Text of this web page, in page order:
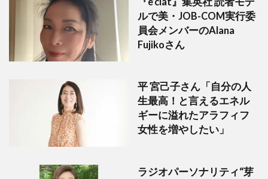
ルで美・JOB-COM実行委
員会メンバーのAlana
Fujikoさん
平 宮己子さん「自分の人
生最高！と言えるエネル
ギーに溢れたアラフィフ
女性を増やしたい」
ラジオパーソナリティ“芽